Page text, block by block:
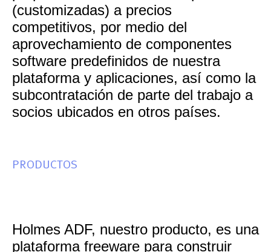
(customizadas) a precios
competitivos, por medio del
aprovechamiento de componentes
software predefinidos de nuestra
plataforma y aplicaciones, así como la
subcontratación de parte del trabajo a
socios ubicados en otros países.
PRODUCTOS
Holmes ADF, nuestro producto, es una
plataforma freeware para construir